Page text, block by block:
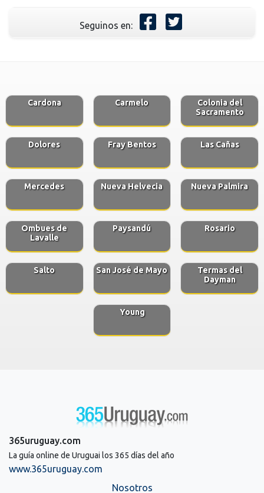
Seguinos en:
Cardona Carmelo
Colonia del
Sacramento
Dolores Fray Bentos Las Cañas
Mercedes Nueva Helvecia Nueva Palmira
Ombues de
Lavalle
Paysandú Rosario
Salto San José de Mayo
Termas del
Dayman
Young
365uruguay.com
La guía online de Uruguai los 365 días del año
www.365uruguay.com
Nosotros